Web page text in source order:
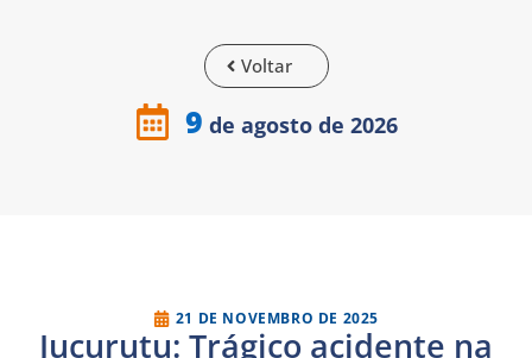
Voltar
9 de agosto de 2026
21 DE NOVEMBRO DE 2025
Jucurutu: Trágico acidente na